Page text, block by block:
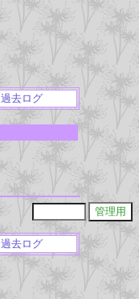
過去ログ
過去ログ